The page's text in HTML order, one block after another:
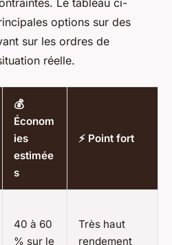
options sur des
sur les ordres de
réelle.
💰
Économ
ies
estimée
s
⚡ Point fort
40 à 60
% sur le
Très haut
rendement